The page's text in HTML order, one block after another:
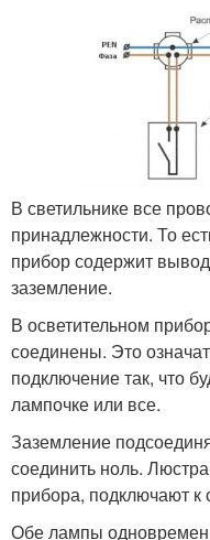
В светильнике все
принадлежности. То
прибор содержит
заземление.
В осветительном
соединены. Это
подключение так, что
лампочке или все.
Заземление
соединить ноль.
прибора, подключают
Обе лампы